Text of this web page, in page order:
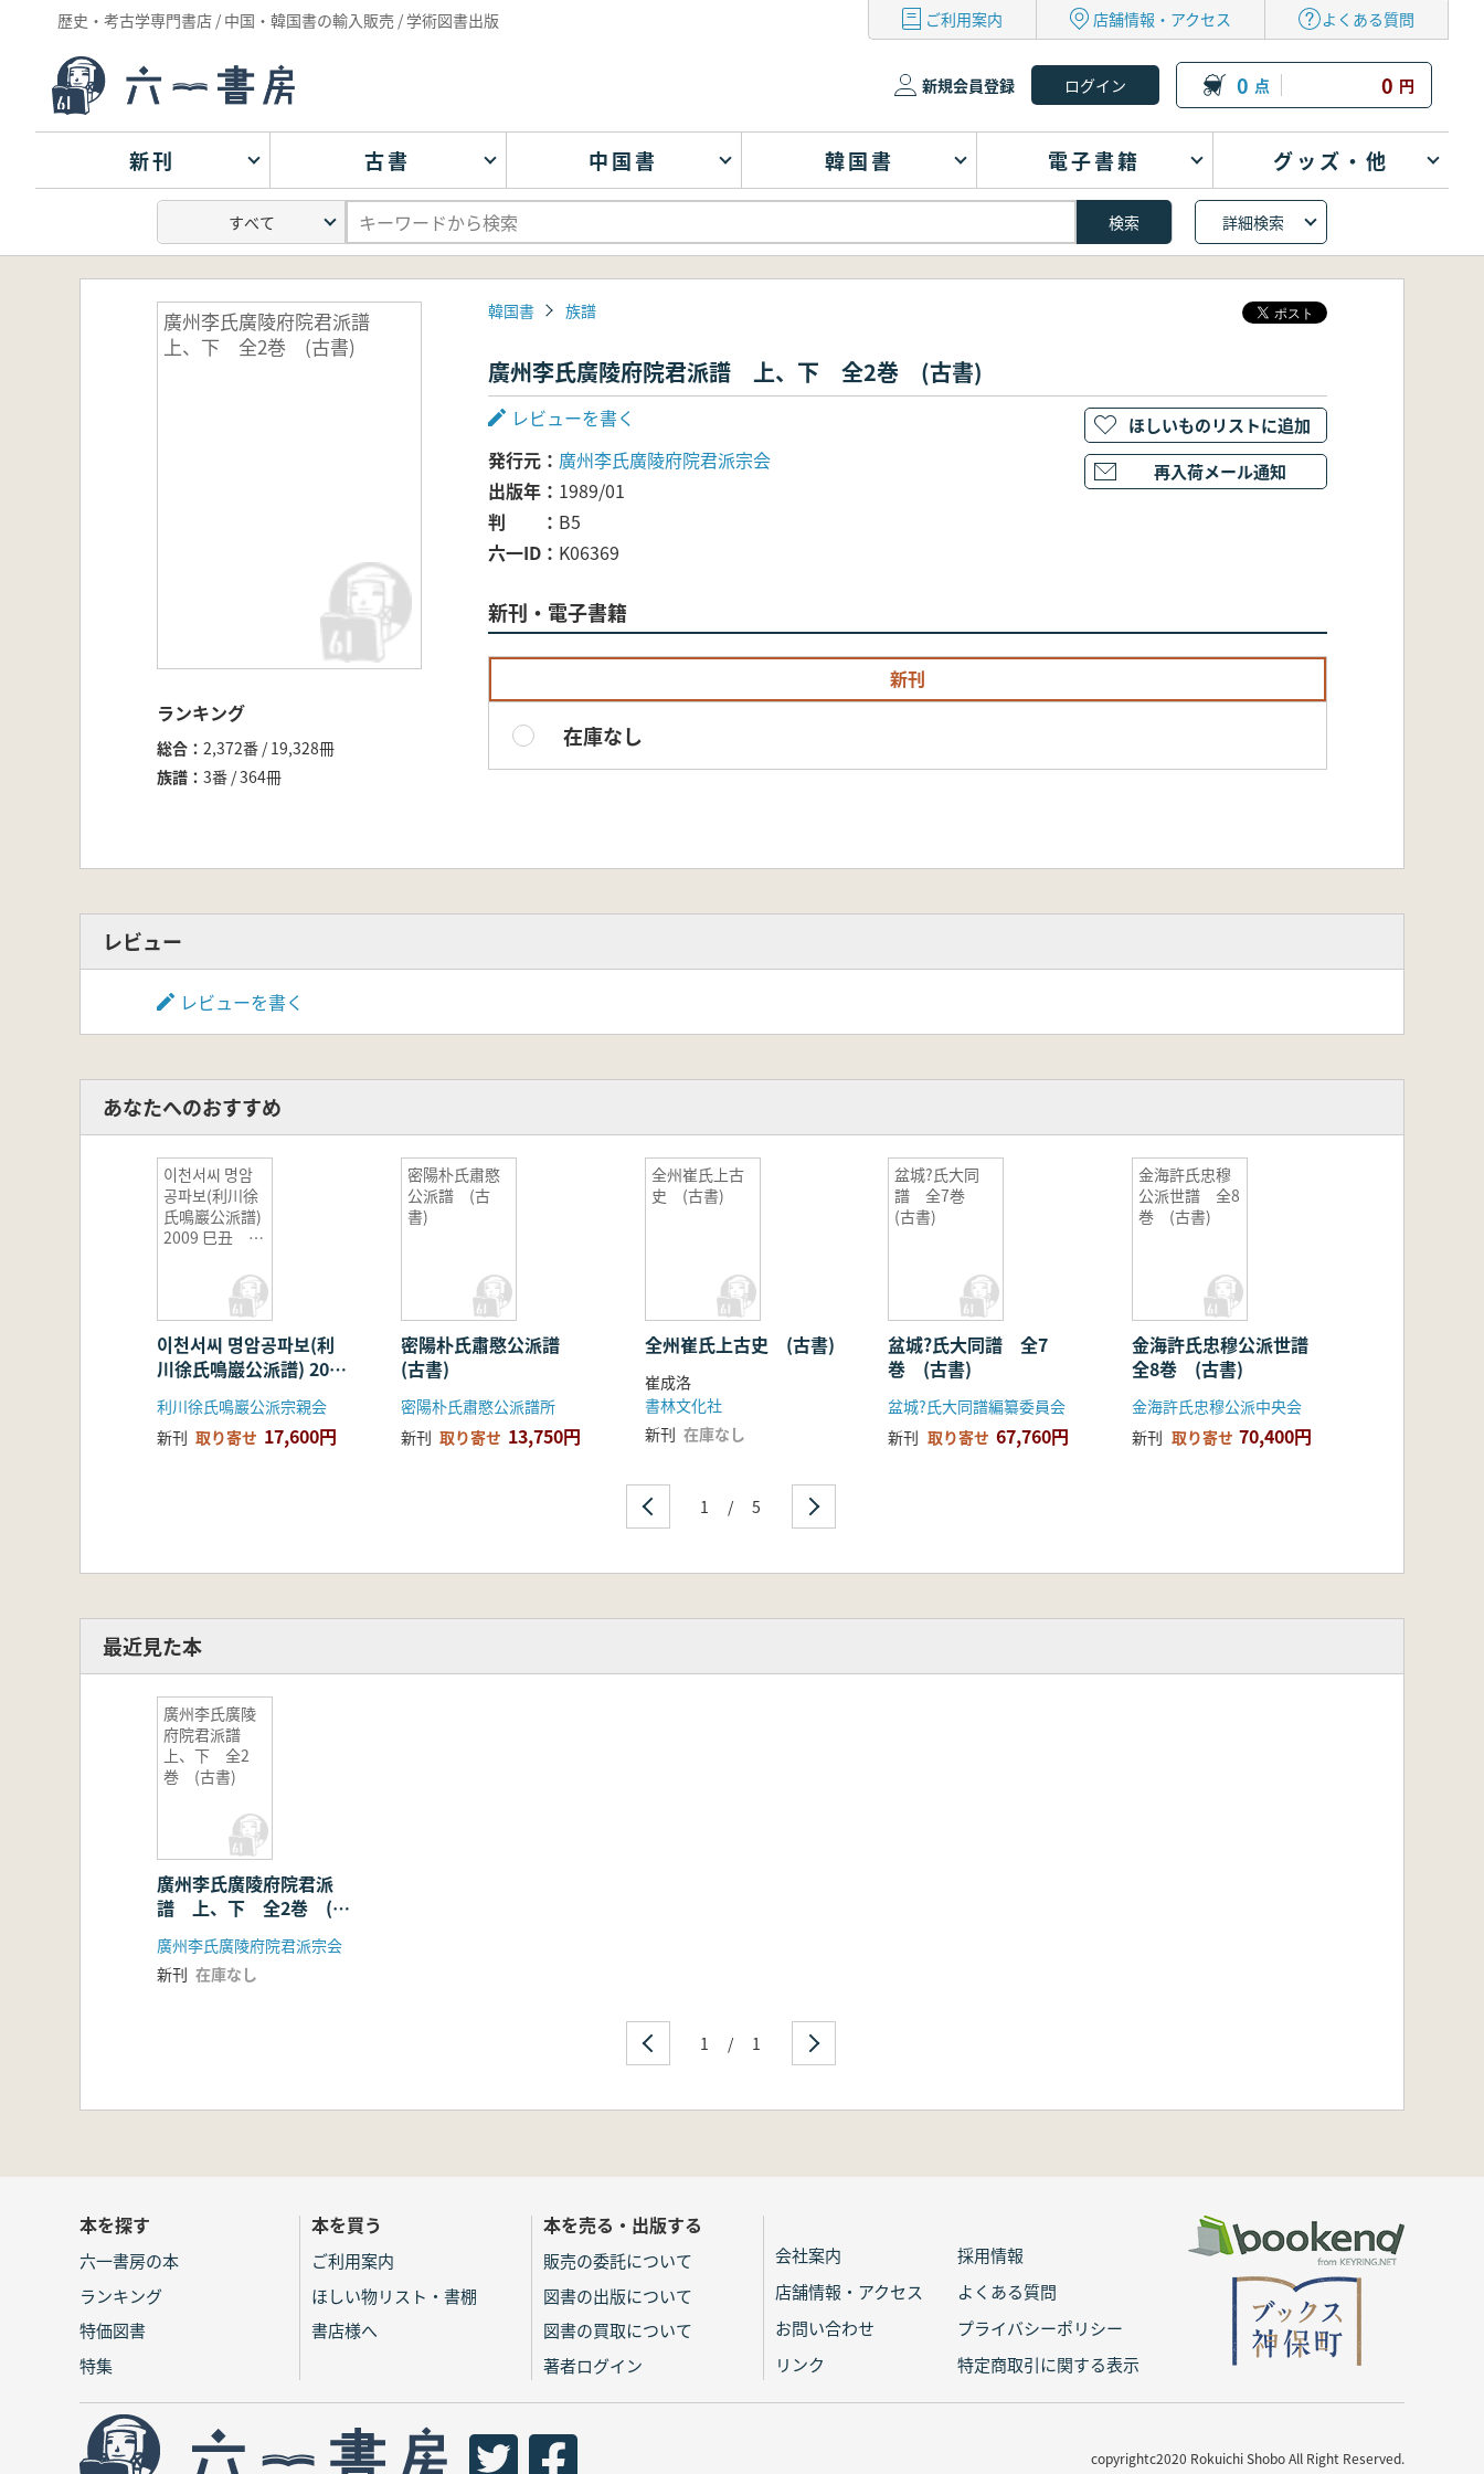
歴史・考古学専門書店 / 中国・韓国書の輸入販売 / 学術図書出版 ご利用案内 店舗情報・アクセス よくある質問
新規会員登録 0 点 0 円
新刊 古書 中国書 韓国書 電子書籍 グッズ・他
詳細検索
廣州李氏廣陵府院君派譜
上、下 全2巻 (古書)
ランキング
総合
2,372番 / 19,328冊
族譜
3番 / 364冊
韓国書 族譜
廣州李氏廣陵府院君派譜 上、下 全2巻 (古書)
レビューを書く
発行元
廣州李氏廣陵府院君派宗会
出版年
1989/01
判
B5
六一ID
K06369
新刊・電子書籍
新刊
在庫なし
ほしいものリストに追加
再入荷メール通知
レビュー
レビューを書く
あなたへのおすすめ
이천서씨 명암
공파보(利川徐
氏鳴巖公派譜)
2009 巳丑 全
이천서씨 명암공파보(利
川徐氏鳴巖公派譜) 2009
巳丑 全2巻 (古書)
利川徐氏鳴巖公派宗親会
新刊 取り寄せ 17,600円
密陽朴氏肅愍
公派譜 (古
書)
密陽朴氏肅愍公派譜
(古書)
密陽朴氏肅愍公派譜所
新刊 取り寄せ 13,750円
全州崔氏上古
史 (古書)
全州崔氏上古史 (古書)
崔成洛
書林文化社
新刊 在庫なし
盆城?氏大同
譜 全7巻
(古書)
盆城?氏大同譜 全7
巻 (古書)
盆城?氏大同譜編纂委員会
新刊 取り寄せ 67,760円
金海許氏忠穆
公派世譜 全8
巻 (古書)
金海許氏忠穆公派世譜
全8巻 (古書)
金海許氏忠穆公派中央会
新刊 取り寄せ 70,400円
1 / 5
最近見た本
廣州李氏廣陵
府院君派譜
上、下 全2
巻 (古書)
廣州李氏廣陵府院君派
譜 上、下 全2巻 (古
書)
廣州李氏廣陵府院君派宗会
新刊 在庫なし
1 / 1
本を探す
六一書房の本
ランキング
特価図書
特集
本を買う
ご利用案内
ほしい物リスト・書棚
書店様へ
本を売る・出版する
販売の委託について
図書の出版について
図書の買取について
著者ログイン
会社案内
採用情報
店舗情報・アクセス
よくある質問
お問い合わせ
プライバシーポリシー
リンク
特定商取引に関する表示
copyrightc2020 Rokuichi Shobo All Right Reserved.